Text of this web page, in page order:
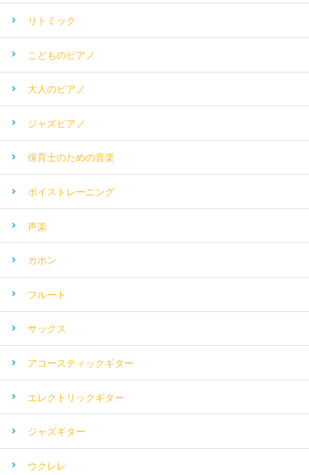
リトミック
こどものピアノ
大人のピアノ
ジャズピアノ
保育士のための音楽
ボイストレーニング
声楽
カホン
フルート
サックス
アコースティックギター
エレクトリックギター
ジャズギター
ウクレレ